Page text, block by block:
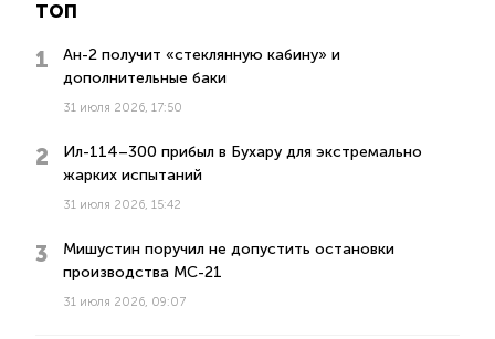
ТОП
Ан-2 получит «стеклянную кабину» и
дополнительные баки
31 июля 2026, 17:50
Ил-114–300 прибыл в Бухару для экстремально
жарких испытаний
31 июля 2026, 15:42
Мишустин поручил не допустить остановки
производства МС-21
31 июля 2026, 09:07